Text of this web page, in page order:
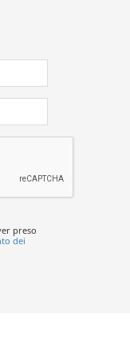
preso
dei